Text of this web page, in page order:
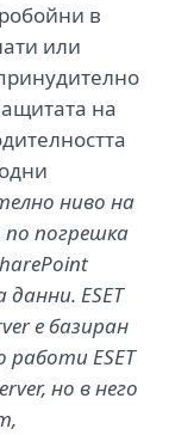
в
или
на
ниво на
погрешка
ESET
е базиран
ESET
но в него